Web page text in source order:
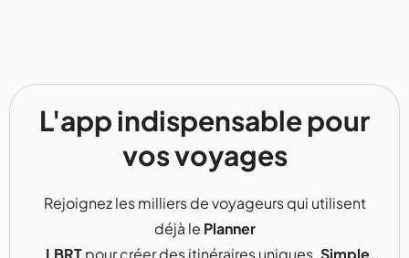
L'app indispensable pour
vos voyages
Rejoignez les milliers de voyageurs qui utilisent
déjà le Planner